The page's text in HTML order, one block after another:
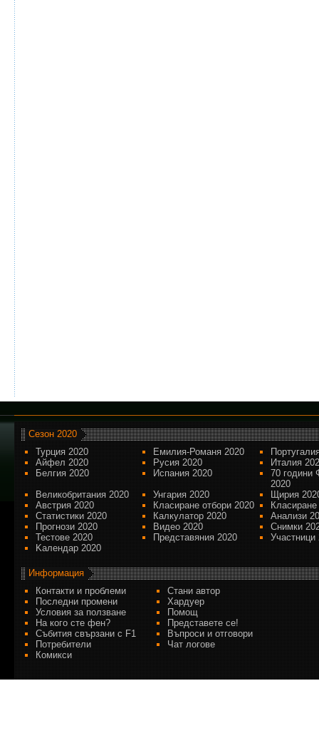
Сезон 2020
Турция 2020
Емилия-Романя 2020
Айфел 2020
Русия 2020
Италия
Белгия 2020
Испания 2020
70 години
2020
Великобритания 2020
Унгария 2020
Щирия
Австрия 2020
Класиране отбори 2020
Статистики 2020
Калкулатор 2020
Анализи
Прогнози 2020
Видео 2020
Снимки
Тестове 2020
Представяния 2020
Участници
Kалендар 2020
Информация
Контакти и проблеми
Стани автор
Последни промени
Хардуер
Условия за ползване
Помощ
На кого сте фен?
Представете се!
Събития свързани с F1
Въпроси и отговори
Потребители
Чат логове
Комикси